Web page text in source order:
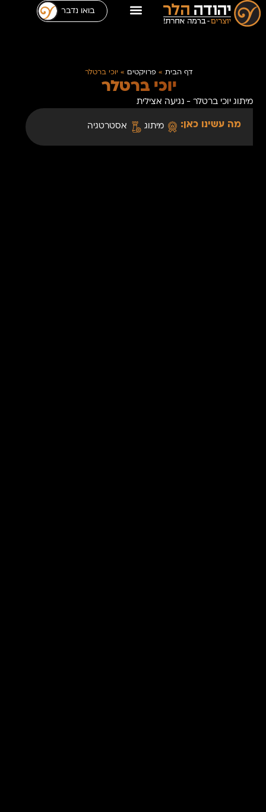
בואו נדבר
דף הבית» פרויקטים » יוכי ברטלר
יוכי ברטלר
מיתוג יוכי ברטלר - נגיעה אצילית
מה עשינו כאן: מיתוג אסטרטגיה